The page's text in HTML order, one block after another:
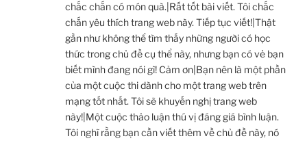
chắc chắn có món quà.|Rất tốt bài viết. Tôi chắc
chắn yêu thích trang web này. Tiếp tục viết!|Thật
gần như không thể tìm thấy những người có học
thức trong chủ đề cụ thể này, nhưng bạn có vẻ bạn
biết mình đang nói gì! Cảm ơn|Bạn nên là một phần
của một cuộc thi dành cho một trang web trên
mạng tốt nhất. Tôi sẽ khuyến nghị trang web
này!|Một cuộc thảo luận thú vị đáng giá bình luận.
Tôi nghĩ rằng bạn cần viết thêm về chủ đề này, nó